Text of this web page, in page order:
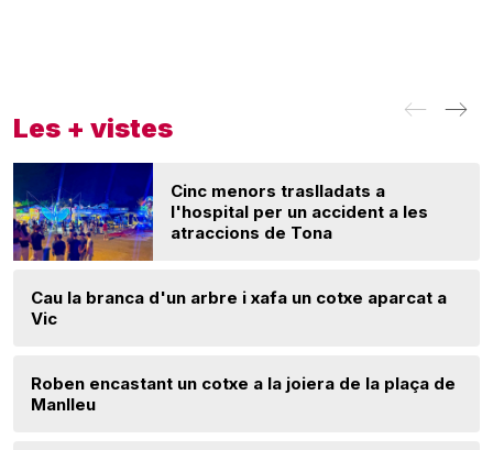
Les + vistes
Cinc menors traslladats a
l'hospital per un accident a les
atraccions de Tona
Cau la branca d'un arbre i xafa un cotxe aparcat a
Vic
Roben encastant un cotxe a la joiera de la plaça de
Manlleu